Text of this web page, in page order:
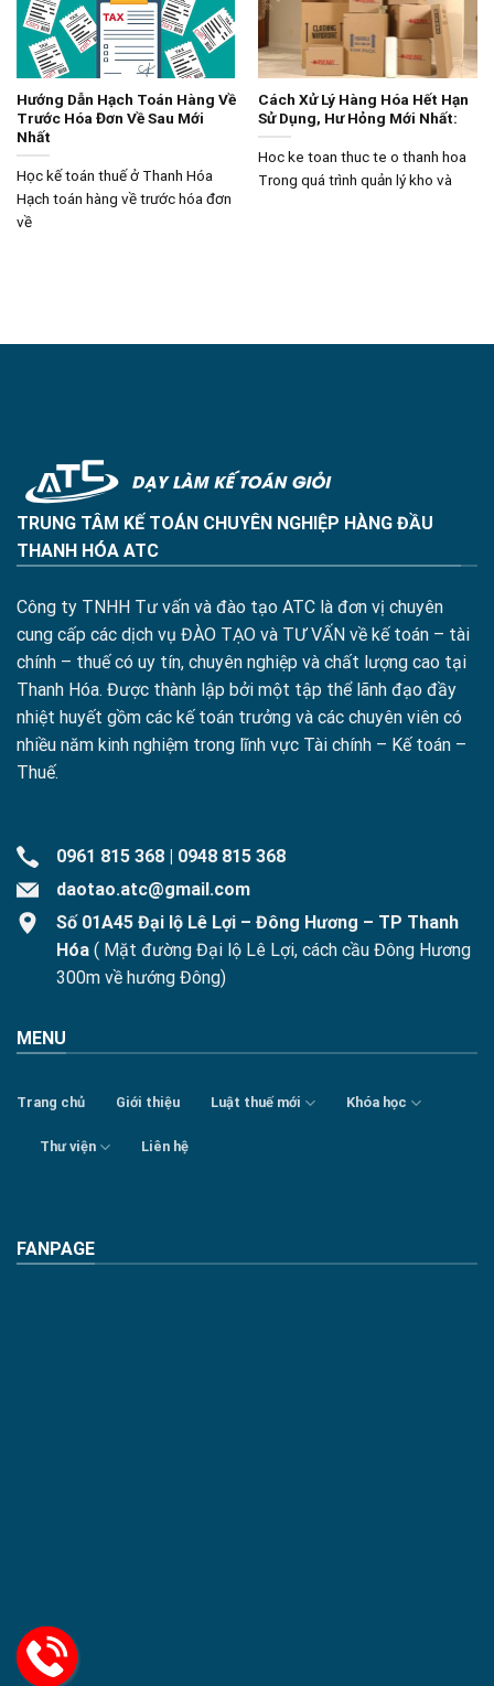
Hướng Dẫn Hạch Toán Hàng Về
Trước Hóa Đơn Về Sau Mới
Nhất
Học kế toán thuế ở Thanh Hóa
Hạch toán hàng về trước hóa đơn
về
Cách Xử Lý Hàng Hóa Hết Hạn
Sử Dụng, Hư Hỏng Mới Nhất:
Hoc ke toan thuc te o thanh hoa
Trong quá trình quản lý kho và
TRUNG TÂM KẾ TOÁN CHUYÊN NGHIỆP HÀNG ĐẦU
THANH HÓA ATC
Công ty TNHH Tư vấn và đào tạo ATC là đơn vị chuyên
cung cấp các dịch vụ ĐÀO TẠO và TƯ VẤN về kế toán – tài
chính – thuế có uy tín, chuyên nghiệp và chất lượng cao tại
Thanh Hóa. Được thành lập bởi một tập thể lãnh đạo đầy
nhiệt huyết gồm các kế toán trưởng và các chuyên viên có
nhiều năm kinh nghiệm trong lĩnh vực Tài chính – Kế toán –
Thuế.
0961 815 368 | 0948 815 368
daotao.atc@gmail.com
Số 01A45 Đại lộ Lê Lợi – Đông Hương – TP Thanh
Hóa ( Mặt đường Đại lộ Lê Lợi, cách cầu Đông Hương
300m về hướng Đông)
MENU
Trang chủ Giới thiệu Luật thuế mới Khóa học
Thư viện Liên hệ
FANPAGE